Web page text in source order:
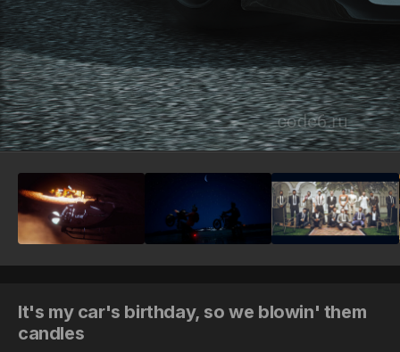
Инструменты
It's my car's birthday, so we blowin' them
candles